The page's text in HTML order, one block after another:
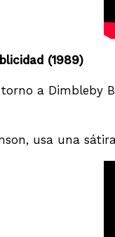
(1989)
a Dimbleby
usa una